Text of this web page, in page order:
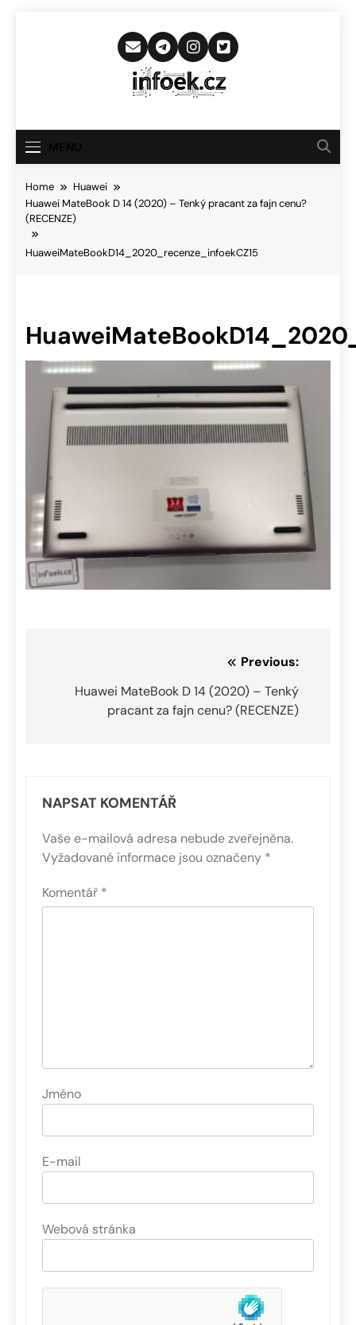
Infoek.cz
Novinkám
Home
Huawei
Huawei MateBook D 14 (2020) – Tenký pracant za fajn cenu?
(RECENZE)
HuaweiMateBookD14_2020_recenze_infoekCZ15
příspěvek
Previous:
Huawei MateBook D 14 (2020) – Tenký
pracant za fajn cenu? (RECENZE)
NAPSAT KOMENTÁŘ
Vaše e-mailová adresa nebude zveřejněna.
Vyžadované informace jsou označeny *
Komentář *
Jméno
E-mail
Webová stránka